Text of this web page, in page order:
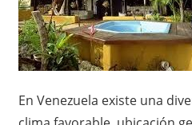
En Venezuela existe una